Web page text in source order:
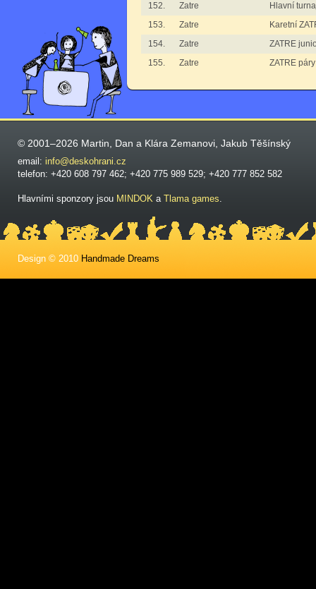
152. Zatre
Hlavní
153.
Zatre
Karetní
154.
Zatre
ZATRE
155.
Zatre ZATRE páry
© 2001–2026 Martin, Dan a Klára Zemanovi, Jakub Těšínský
email: info@deskohrani.cz
telefon: +420 608 797 462; +420 775 989 529; +420 777 852 582
Hlavními sponzory jsou MINDOK a Tlama games.
Design © 2010 Handmade Dreams